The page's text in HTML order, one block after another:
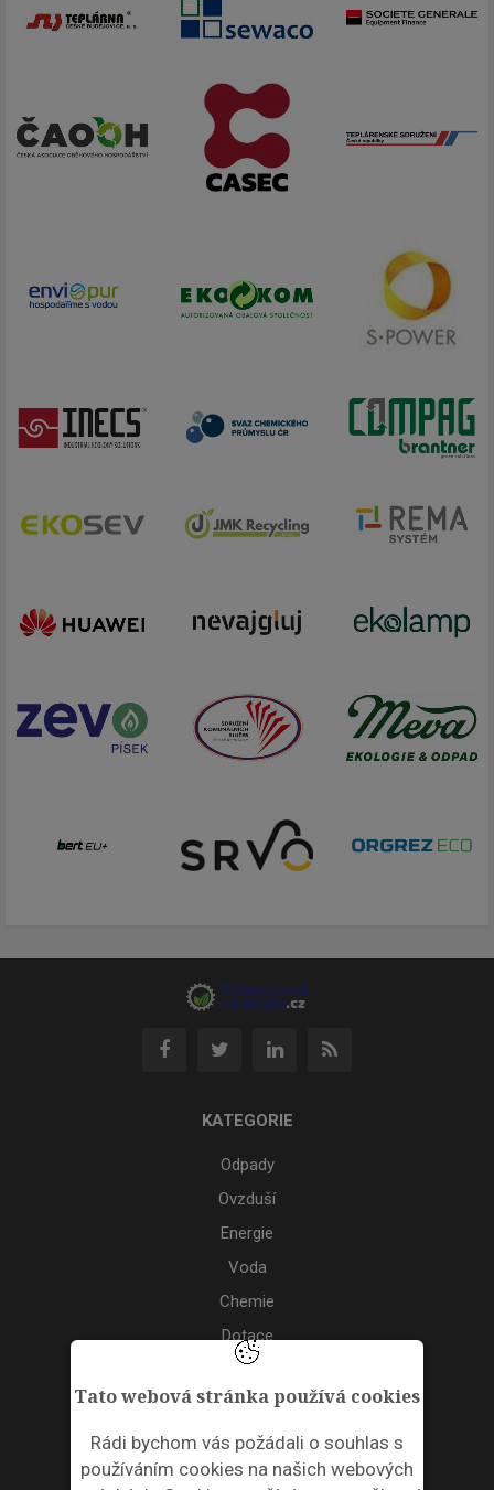
Tato webová stránka používá cookies
Rádi bychom vás požádali o souhlas s
používáním cookies na našich webových
KATEGORIE
Odpady
Ovzduší
Energie
Voda
Chemie
Dotace
Akce
ODPADNÍ PLASTY